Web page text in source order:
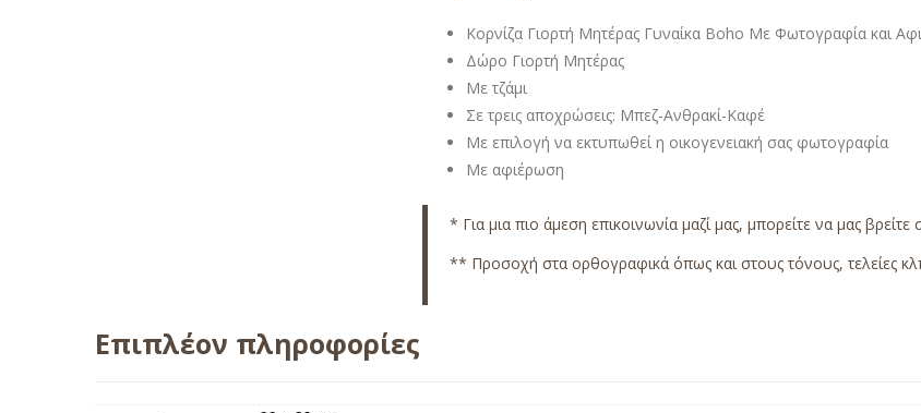
Κορνίζα Γιορτή Μητέρας Γυναίκα Boho Με Φωτογραφία και
Δώρο Γιορτή Μητέρας
Με τζάμι
Σε τρεις αποχρώσεις: Μπεζ-Ανθρακί-Καφέ
Με επιλογή να εκτυπωθεί η οικογενειακή σας φωτογραφία
Με αφιέρωση
* Για μια πιο άμεση επικοινωνία μαζί μας, μπορείτε να μας βρείτε
** Προσοχή στα ορθογραφικά όπως και στους τόνους, τελείες
Επιπλέον πληροφορίες